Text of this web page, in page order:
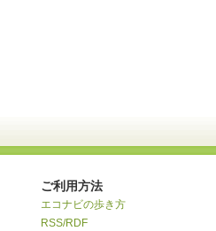
ご利用方法
エコナビの歩き方
RSS/RDF